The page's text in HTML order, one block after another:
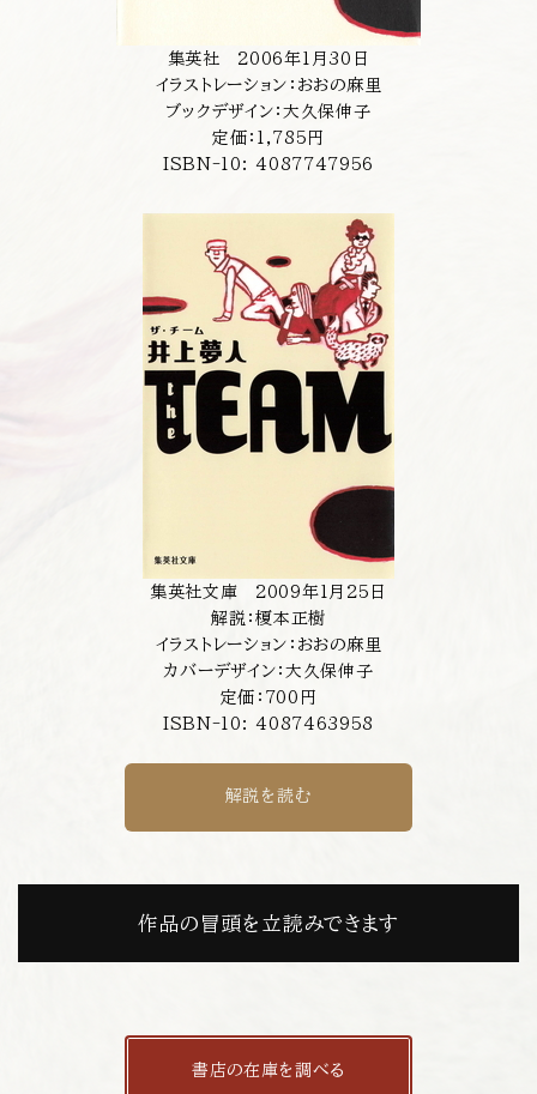
集英社 2006年1月30日
イラストレーション：おおの麻里
ブックデザイン：大久保伸子
定価：1,785円
ISBN-10: 4087747956
集英社文庫 2009年1月25日
解説：榎本正樹
イラストレーション：おおの麻里
カバーデザイン：大久保伸子
定価：700円
ISBN-10: 4087463958
解説を読む
作品の冒頭を立読みできます
書店の在庫を調べる